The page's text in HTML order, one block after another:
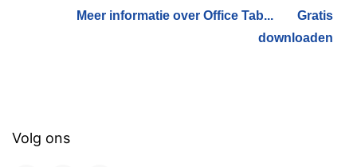
Meer informatie over Office Tab...
Gratis
downloaden
Volg ons